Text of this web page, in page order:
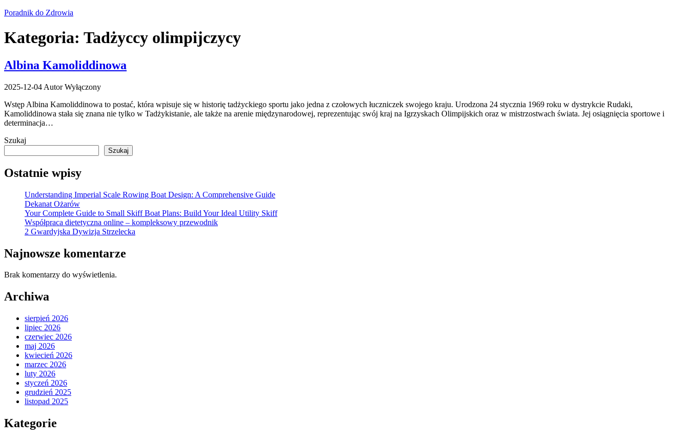
Przejdź
treści
Poradnik do Zdrowia
Kategoria: Tadżyccy olimpijczycy
Albina Kamoliddinowa
2025-12-04 Autor Wyłączony
Wstęp Albina Kamoliddinowa to postać, która wpisuje się w historię tadżyckiego sportu jako jedna z czołowych łuczniczek swojego kraju. Urodzona 24 stycznia 1969 roku w dystrykcie Rudaki,
Kamoliddinowa stała się znana nie tylko w Tadżykistanie, ale także na arenie międzynarodowej, reprezentując swój kraj na Igrzyskach Olimpijskich oraz w mistrzostwach świata. Jej osiągnięcia sportowe i
determinacja…
Szukaj
Szukaj
Ostatnie wpisy
Understanding Imperial Scale Rowing Boat Design: A Comprehensive Guide
Dekanat Ożarów
Your Complete Guide to Small Skiff Boat Plans: Build Your Ideal Utility Skiff
Współpraca dietetyczna online – kompleksowy przewodnik
2 Gwardyjska Dywizja Strzelecka
Najnowsze komentarze
Brak komentarzy do wyświetlenia.
Archiwa
sierpień 2026
lipiec 2026
czerwiec 2026
maj 2026
kwiecień 2026
marzec 2026
luty 2026
styczeń 2026
grudzień 2025
listopad 2025
Kategorie